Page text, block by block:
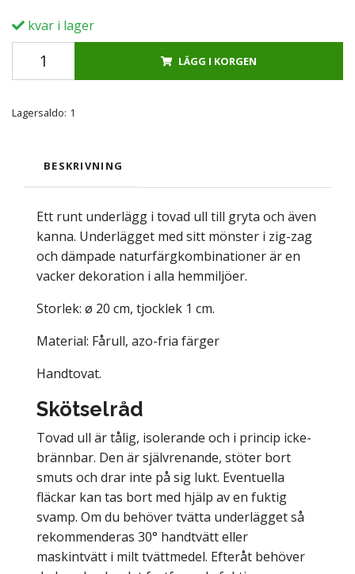
kvar i lager
LÄGG I KORGEN
Lagersaldo: 1
BESKRIVNING
Ett runt underlägg i tovad ull till gryta och även
kanna. Underlägget med sitt mönster i zig-zag
och dämpade naturfärgkombinationer är en
vacker dekoration i alla hemmiljöer.
Storlek: ø 20 cm, tjocklek 1 cm.
Material: Fårull, azo-fria färger
Handtovat.
Skötselråd
Tovad ull är tålig, isolerande och i princip icke-
brännbar. Den är självrenande, stöter bort
smuts och drar inte på sig lukt. Eventuella
fläckar kan tas bort med hjälp av en fuktig
svamp. Om du behöver tvätta underlägget så
rekommenderas 30° handtvätt eller
maskintvätt i milt tvättmedel. Efteråt behöver